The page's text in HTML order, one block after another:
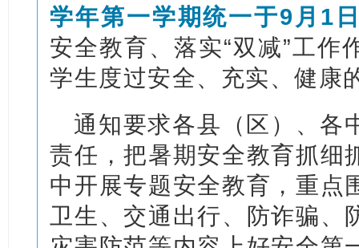
学年第一学期统一于9月1
安全教育、落实“双减”工作
学生度过安全、充实、健康
通知要求各县（区）、各
责任，把暑期安全教育抓细
中开展专题安全教育，重点
卫生、交通出行、防诈骗、